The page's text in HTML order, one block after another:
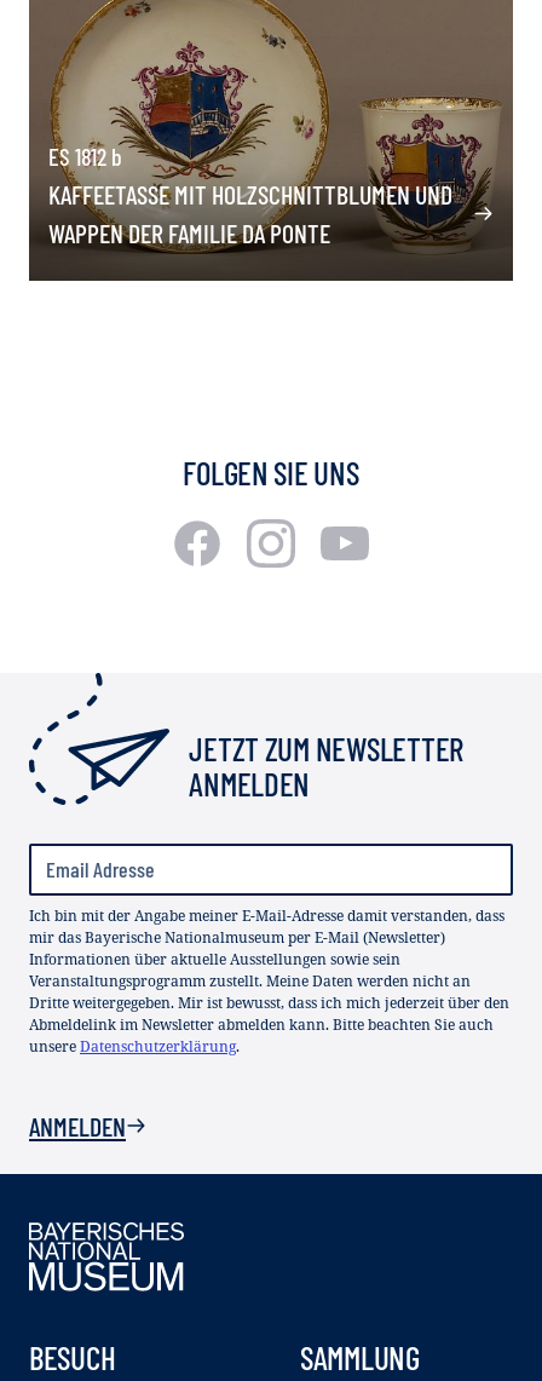
ES 1812 b
KAFFEETASSE MIT HOLZSCHNITTBLUMEN UND
WAPPEN DER FAMILIE DA PONTE
FOLGEN SIE UNS
JETZT ZUM NEWSLETTER
ANMELDEN
Ich bin mit der Angabe meiner E-Mail-Adresse damit verstanden, dass
mir das Bayerische Nationalmuseum per E-Mail (Newsletter)
Informationen über aktuelle Ausstellungen sowie sein
Veranstaltungsprogramm zustellt. Meine Daten werden nicht an
Dritte weitergegeben. Mir ist bewusst, dass ich mich jederzeit über den
Abmeldelink im Newsletter abmelden kann. Bitte beachten Sie auch
unsereDatenschutzerklärung.
ANMELDEN
BESUCH SAMMLUNG